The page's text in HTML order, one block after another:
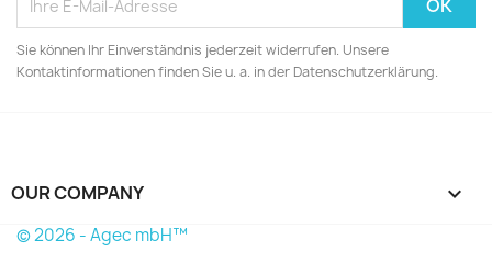
Sie können Ihr Einverständnis jederzeit widerrufen. Unsere
Kontaktinformationen finden Sie u. a. in der Datenschutzerklärung.
OUR COMPANY 
© 2026 - Agec mbH™